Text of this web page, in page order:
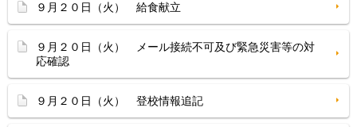
９月２０日（火） 給食献立
９月２０日（火） メール接続不可及び緊急災害等の対
応確認
９月２０日（火） 登校情報追記